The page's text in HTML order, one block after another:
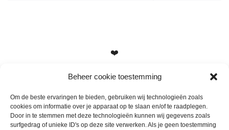
Beheer cookie toestemming
Om de beste ervaringen te bieden, gebruiken wij technologieën zoals
cookies om informatie over je apparaat op te slaan en/of te raadplegen.
Door in te stemmen met deze technologieën kunnen wij gegevens zoals
surfgedrag of unieke ID's op deze site verwerken. Als je geen toestemming
❤️
Heb je vragen, suggesties of tips? Stuur me een berichtje
info@mamameteenblog.nl